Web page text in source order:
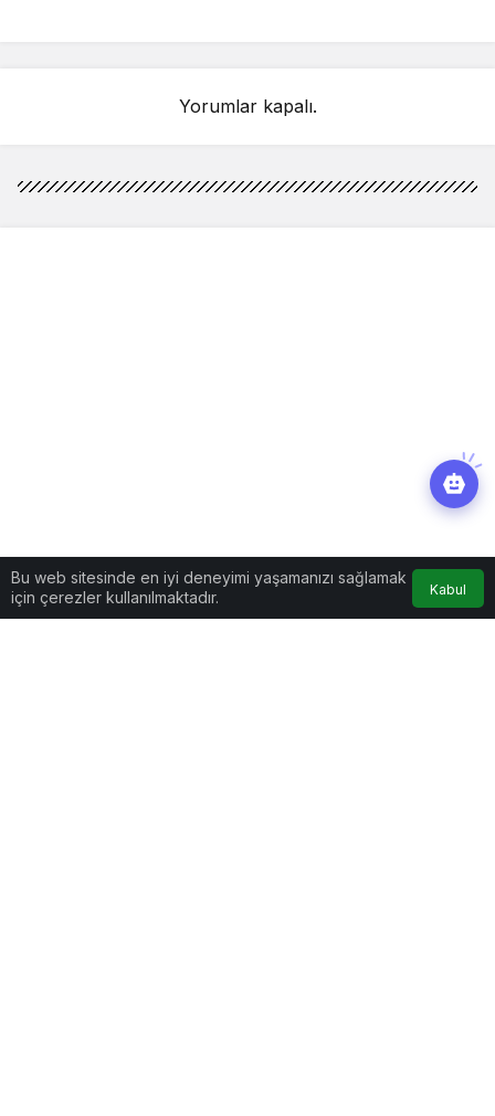
Yorumlar kapalı.
Bu web sitesinde en iyi deneyimi yaşamanızı sağlamak
için çerezler kullanılmaktadır.
Kabul